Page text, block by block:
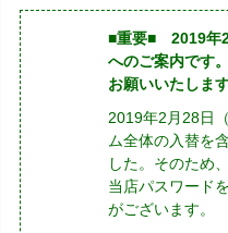
■重要■ 2019年2
へのご案内です
お願いいたします
2019年2月28日
ム全体の入替を
した。そのため
当店パスワード
がございます。